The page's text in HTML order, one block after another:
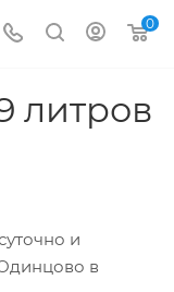
0
литров
и
в